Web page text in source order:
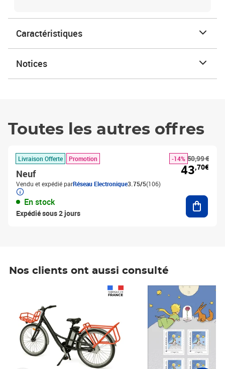
Caractéristiques
Notices
Toutes les autres offres
Livraison Offerte Promotion
Neuf
Vendu et expédié parRéseau Electronique3.75/5(106)
En stock
Expédié sous 2 jours
50,99 €
-14%
43,70€
Nos clients ont aussi consulté
Prix 7,50€